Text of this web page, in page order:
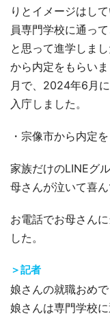
りとイメージはし
員専門学校に通っ
と思って進学しま
から内定をもらい
月で、2024年6月
入庁しました。
・宗像市から内定
家族だけのLINEグ
母さんが泣いて喜ん
お電話でお母さん
した。
＞記者
娘さんの就職おめで
娘さんは専門学校